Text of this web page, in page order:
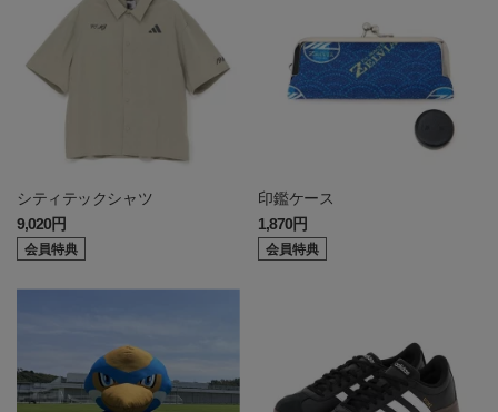
シティテックシャツ
9,020円
会員特典
印鑑ケース
1,870円
会員特典